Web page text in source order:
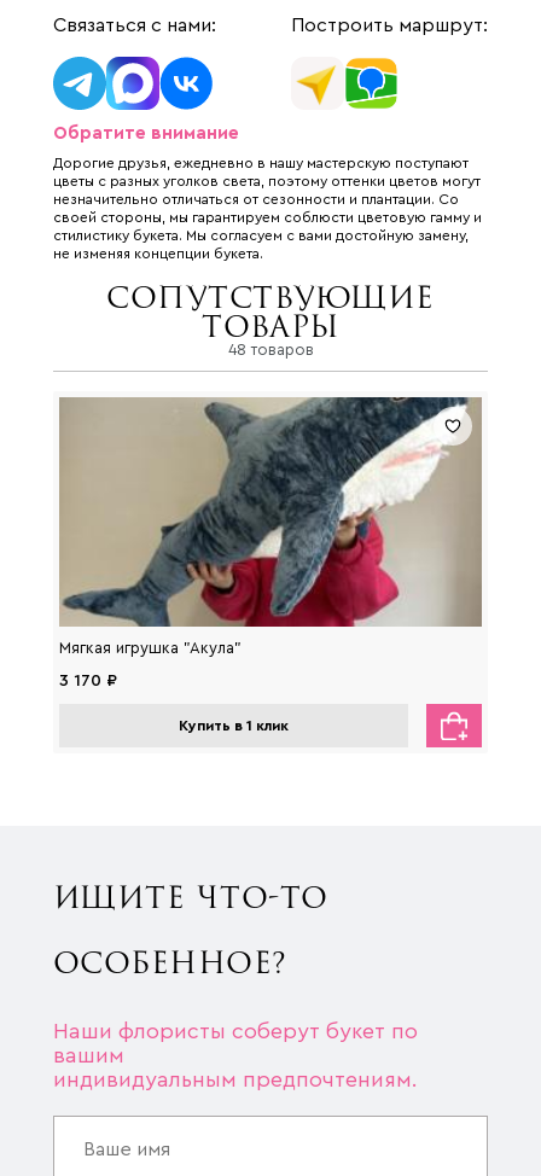
Связаться с нами: Построить маршрут:
Обратите внимание
Дорогие друзья, ежедневно в нашу мастерскую поступают
цветы с разных уголков света, поэтому оттенки цветов могут
незначительно отличаться от сезонности и плантации. Со
своей стороны, мы гарантируем соблюсти цветовую гамму и
стилистику букета. Мы согласуем с вами достойную замену,
не изменяя концепции букета.
Сопутствующие
товары
48 товаров
Мягкая игрушка "Акула"
3 170 ₽
Купить в 1 клик
ИЩИТЕ ЧТО-ТО
ОСОБЕННОЕ?
Наши флористы соберут букет по
вашим
индивидуальным предпочтениям.